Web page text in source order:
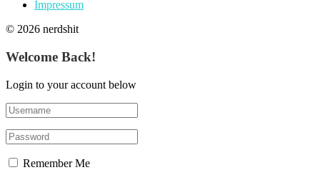
Impressum
© 2026 nerdshit
Welcome Back!
Login to your account below
Remember Me